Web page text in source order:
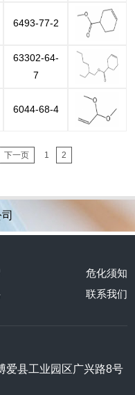
6493-77-2
63302-64-
7
6044-68-4
下一页 1 2
危化须知
联系我们
爱县工业园区广兴路8号